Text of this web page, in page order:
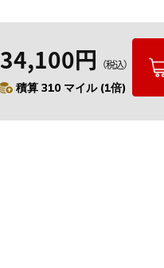
34,100円 （税込）
積算 310 マイル (1倍)